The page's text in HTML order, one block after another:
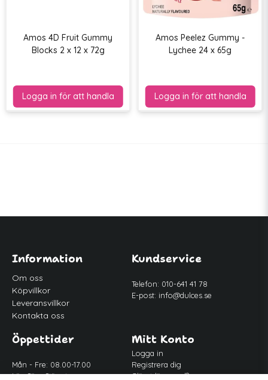
Amos 4D Fruit Gummy
Blocks 2 x 12 x 72g
Amos Peelez Gummy -
Lychee 24 x 65g
Information
Om oss
Köpvillkor
Leveransvillkor
Kontakta oss
Kundservice
Telefon: 010-641 41 78
E-post: info@dulces.se
Öppettider
Mån - Fre: 08.00-17.00
Lör-Sön: Stängt
Mitt Konto
Logga in
Registrera dig
Glömt lösenord?